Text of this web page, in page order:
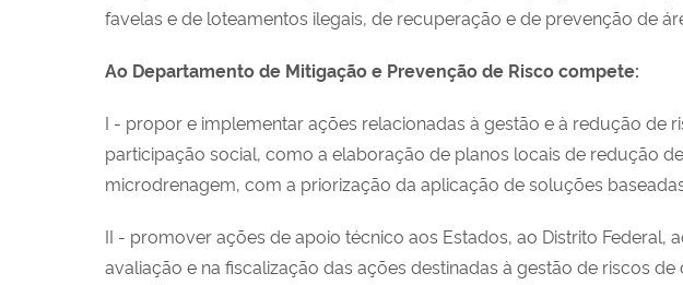
favelas e de loteamentos ilegais, de recuperação e de prevenção de
Ao Departamento de Mitigação e Prevenção de Risco compete:
I - propor e implementar ações relacionadas à gestão e à redução
participação social, como a elaboração de planos locais de redução
microdrenagem, com a priorização da aplicação de soluções
II - promover ações de apoio técnico aos Estados, ao Distrito Federal,
avaliação e na fiscalização das ações destinadas à gestão de riscos